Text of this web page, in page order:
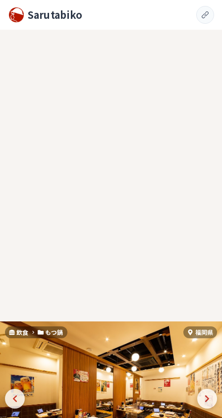
Sarutabiko
飲食 もつ鍋 福岡県